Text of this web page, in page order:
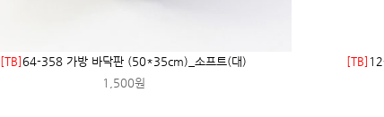
[TB]64-358 가방 바닥판 (50*35cm)_소프트(대)
1,500원
[TB]